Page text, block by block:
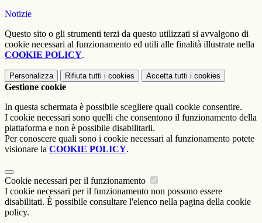
Notizie
Questo sito o gli strumenti terzi da questo utilizzati si avvalgono di
cookie necessari al funzionamento ed utili alle finalità illustrate nella
COOKIE POLICY.
Personalizza Rifiuta tutti i cookies Accetta tutti i cookies
Gestione cookie
In questa schermata è possibile scegliere quali cookie consentire.
I cookie necessari sono quelli che consentono il funzionamento della
piattaforma e non è possibile disabilitarli.
Per conoscere quali sono i cookie necessari al funzionamento potete
visionare la COOKIE POLICY.
Cookie necessari per il funzionamento
I cookie necessari per il funzionamento non possono essere
disabilitati. È possibile consultare l'elenco nella pagina della cookie
policy.